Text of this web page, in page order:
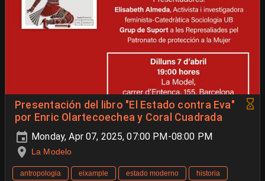
Presentación del libro "El Estado contra Eva"
por Enric Olartecoechea y Coral Cuadrada
Monday, Apr 07, 2025, 07:00 PM-08:00 PM
La Modelo
antropologia eixample estado moderno historia